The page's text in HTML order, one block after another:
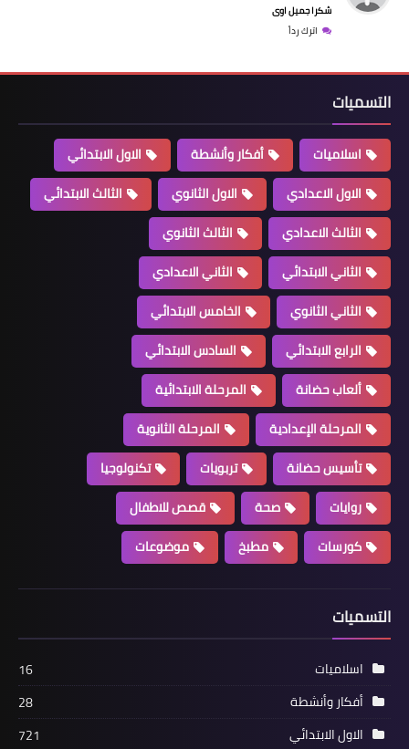
شكرا جميل اوى
اترك رداً
التسميات
اسلاميات أفكار وأنشطة
الاول الابتدائي
الاول الاعدادي
الاول الثانوي
الثالث الابتدائي
الثالث الاعدادي
الثالث الثانوي
الثاني الابتدائي
الثاني الاعدادي
الثاني الثانوي
الخامس الابتدائي
الرابع الابتدائي
السادس الابتدائي
ألعاب حضانة
المرحلة الابتدائية
المرحلة الإعدادية
المرحلة الثانوية
تأسيس حضانة
تربويات
تكنولوجيا
روايات
صحة
قصص للاطفال
كورسات
مطبخ موضوعات
التسميات
اسلاميات
16
أفكار وأنشطة
28
الاول الابتدائي
721